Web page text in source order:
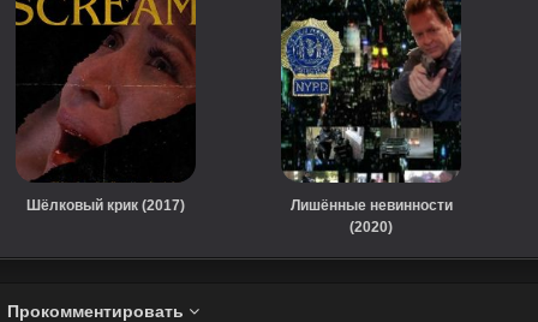
Шёлковый крик (2017)
Лишённые невинности
(2020)
Прокомментировать